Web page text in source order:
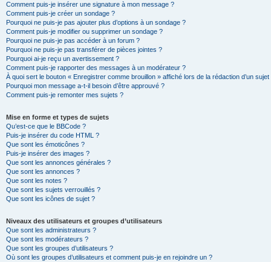
Comment puis-je insérer une signature à mon message ?
Comment puis-je créer un sondage ?
Pourquoi ne puis-je pas ajouter plus d’options à un sondage ?
Comment puis-je modifier ou supprimer un sondage ?
Pourquoi ne puis-je pas accéder à un forum ?
Pourquoi ne puis-je pas transférer de pièces jointes ?
Pourquoi ai-je reçu un avertissement ?
Comment puis-je rapporter des messages à un modérateur ?
À quoi sert le bouton « Enregistrer comme brouillon » affiché lors de la rédaction d’un sujet
Pourquoi mon message a-t-il besoin d’être approuvé ?
Comment puis-je remonter mes sujets ?
Mise en forme et types de sujets
Qu’est-ce que le BBCode ?
Puis-je insérer du code HTML ?
Que sont les émoticônes ?
Puis-je insérer des images ?
Que sont les annonces générales ?
Que sont les annonces ?
Que sont les notes ?
Que sont les sujets verrouillés ?
Que sont les icônes de sujet ?
Niveaux des utilisateurs et groupes d’utilisateurs
Que sont les administrateurs ?
Que sont les modérateurs ?
Que sont les groupes d’utilisateurs ?
Où sont les groupes d’utilisateurs et comment puis-je en rejoindre un ?